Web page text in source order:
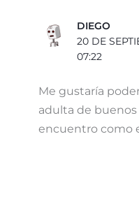
DIEGO
20 DE
07:22
Me gustaría
adulta de
encuentro como